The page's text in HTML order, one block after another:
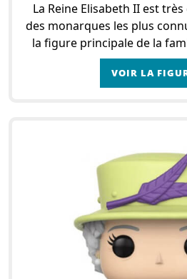
La Reine Elisabeth II est
des monarques les plus
la figure principale de la
Respectée par tous les
VOIR LA